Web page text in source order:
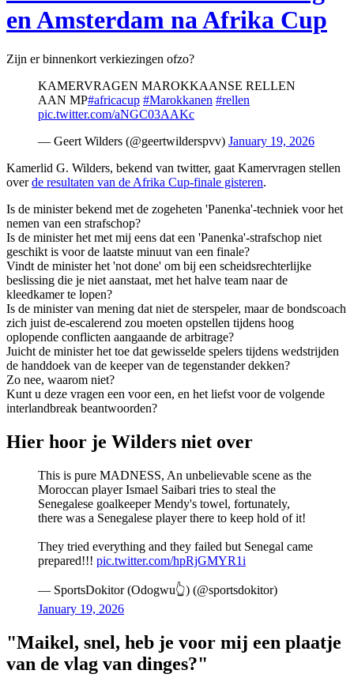
en Amsterdam na Afrika Cup
Zijn er binnenkort verkiezingen ofzo?
KAMERVRAGEN MAROKKAANSE RELLEN
AAN MP#africacup #Marokkanen #rellen
pic.twitter.com/aNGC03AAKc
— Geert Wilders (@geertwilderspvv) January 19, 2026
Kamerlid G. Wilders, bekend van twitter, gaat Kamervragen stellen
overde resultaten van de Afrika Cup-finale gisteren.
Is de minister bekend met de zogeheten 'Panenka'-techniek voor het
nemen van een strafschop?
Is de minister het met mij eens dat een 'Panenka'-strafschop niet
geschikt is voor de laatste minuut van een finale?
Vindt de minister het 'not done' om bij een scheidsrechterlijke
beslissing die je niet aanstaat, met het halve team naar de
kleedkamer te lopen?
Is de minister van mening dat niet de sterspeler, maar de bondscoach
zich juist de-escalerend zou moeten opstellen tijdens hoog
oplopende conflicten aangaande de arbitrage?
Juicht de minister het toe dat gewisselde spelers tijdens wedstrijden
de handdoek van de keeper van de tegenstander dekken?
Zo nee, waarom niet?
Kunt u deze vragen een voor een, en het liefst voor de volgende
interlandbreak beantwoorden?
Hier hoor je Wilders niet over
This is pure MADNESS, An unbelievable scene as the
Moroccan player Ismael Saibari tries to steal the
Senegalese goalkeeper Mendy's towel, fortunately,
there was a Senegalese player there to keep hold of it!
They tried everything and they failed but Senegal came
prepared!!! pic.twitter.com/hpRjGMYR1i
— SportsDokitor (Odogwu👆) (@sportsdokitor)
January 19, 2026
"Maikel, snel, heb je voor mij een plaatje
van de vlag van dinges?"